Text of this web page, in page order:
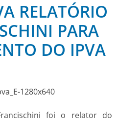
RELATÓRIO
PARA
DO IPVA
foi o relator do